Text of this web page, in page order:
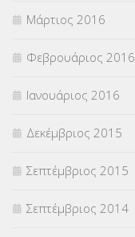
Μάρτιος 2016
Φεβρουάριος 2016
Ιανουάριος 2016
Δεκέμβριος 2015
Σεπτέμβριος 2015
Σεπτέμβριος 2014